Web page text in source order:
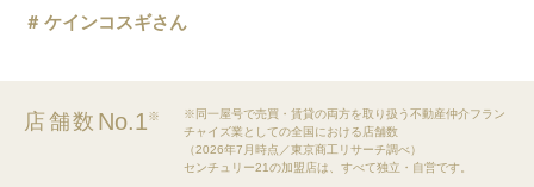
ケインコスギさん
店舗数 No.1※
※同一屋号で売買・賃貸の両方を取り扱う不動産仲介フラン
チャイズ業としての全国における店舗数
（2026年7月時点／東京商工リサーチ調べ）
センチュリー21の加盟店は、すべて独立・自営です。